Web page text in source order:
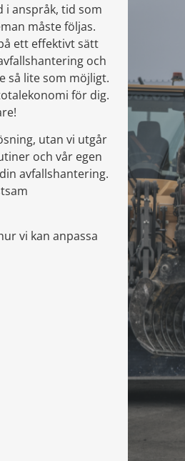
anspråk, tid som
måste följas.
ett effektivt sätt
och
så lite som möjligt.
för dig.
utan vi utgår
och vår egen
avfallshantering.
vi kan anpassa